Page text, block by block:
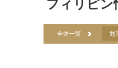
フィリピン
全体一覧 勉